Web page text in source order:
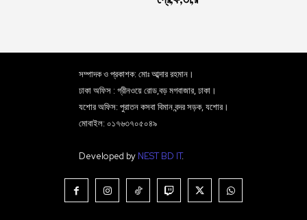
সম্পাদক ও প্রকাশক: মোঃ আব্দার রহমান।
ঢাকা অফিস : গ্রীনওয়ে রোড,বড় মগবাজার, ঢাকা।
যশোর অফিস: পুরাতন কসবা বিমান বন্দর সড়ক, যশোর।
মোবাইল: ০১৭৬৩৭০৫০৪৯
Developed by NEST BD IT.